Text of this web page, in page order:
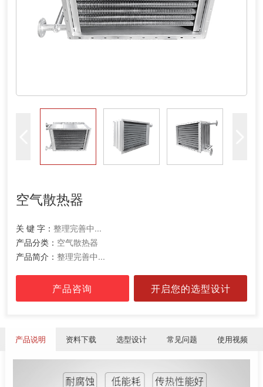
空气散热器
关 键 字： 整理完善中...
产品分类： 空气散热器
产品简介： 整理完善中...
产品咨询 开启您的选型设计
产品说明 资料下载 选型设计 常见问题 使用视频